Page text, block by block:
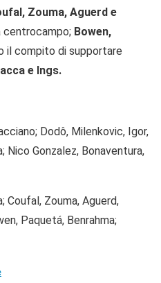
Zouma, Aguerd e
centrocampo; Bowen,
il compito di supportare
e Ings.
Dodô, Milenkovic, Igor,
Nico Gonzalez, Bonaventura,
Coufal, Zouma, Aguerd,
Paquetá, Benrahma;